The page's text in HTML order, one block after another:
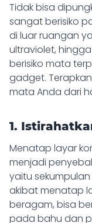
Tidak bisa
sangat berisiko
di luar ruangan
ultraviolet,
berisiko mata
gadget.
mata Anda dari
1.
Menatap layar
menjadi
yaitu
akibat menatap
beragam, bisa
pada bahu dan